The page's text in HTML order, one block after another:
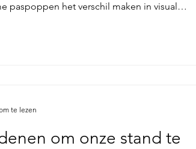
paspoppen het verschil maken in visual
om onze stand te
te lezen